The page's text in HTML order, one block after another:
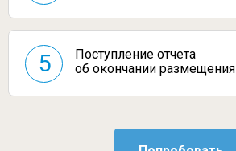
5
Поступление отчета
об окончании размещения